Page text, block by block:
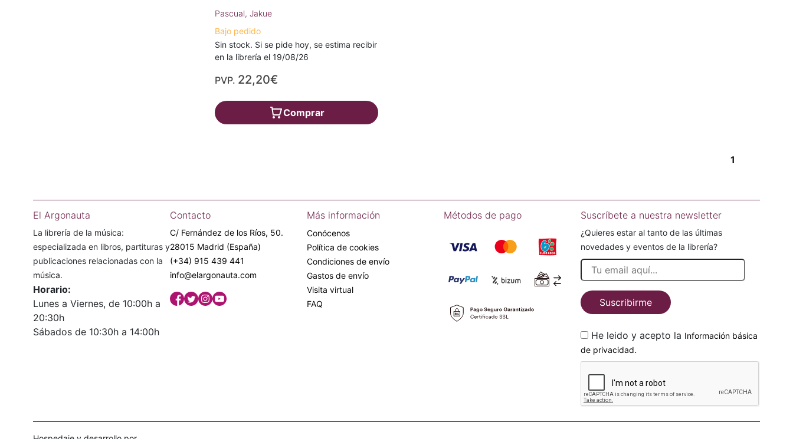
Pascual, Jakue
Bajo pedido
Sin stock. Si se pide hoy, se estima recibir
en la librería el 19/08/26
PVP. 22,20€
Comprar
1
El Argonauta
La librería de la música:
especializada en libros, partituras y
publicaciones relacionadas con la
música.
Horario:
Lunes a Viernes, de 10:00h a
20:30h
Sábados de 10:30h a 14:00h
Contacto
C/ Fernández de los Ríos, 50.
28015 Madrid (España)
(+34) 915 439 441
info@elargonauta.com
Más información
Conócenos
Política de cookies
Condiciones de envío
Gastos de envío
Visita virtual
FAQ
Métodos de pago Suscríbete a nuestra newsletter
¿Quieres estar al tanto de las últimas
novedades y eventos de la librería?
Suscribirme
He leido y acepto la Información básica
de privacidad.